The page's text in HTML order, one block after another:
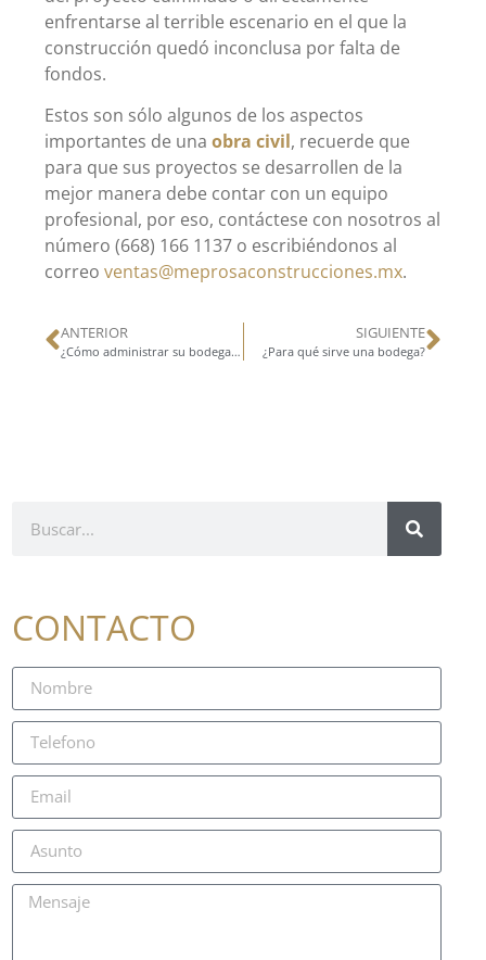
enfrentarse al terrible escenario en el que la
construcción quedó inconclusa por falta de
fondos.
Estos son sólo algunos de los aspectos
importantes de una obra civil, recuerde que
para que sus proyectos se desarrollen de la
mejor manera debe contar con un equipo
profesional, por eso, contáctese con nosotros al
número (668) 166 1137 o escribiéndonos al
correo ventas@meprosaconstrucciones.mx.
ANTERIOR
¿Cómo administrar su bodega en tiempos de crisis?
SIGUIENTE
¿Para qué sirve una bodega?
CONTACTO